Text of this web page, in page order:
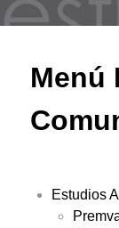
Menú
Estudios